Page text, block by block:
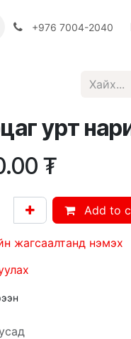
шогол+976 7004-2040
урт
₮
Add to
жагсаалтанд нэмэх